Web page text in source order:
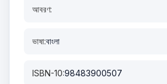
আবরণ:
ভাষা:বাংলা
ISBN-10:98483900507